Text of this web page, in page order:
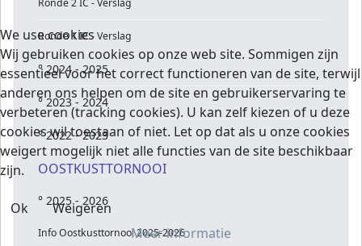
Ronde 2 IC - Verslag
Ronde 1 IC - Verslag
° 2024 - 2025
° 2023 - 2024
° 2022 - 2023
OOSTKUSTTORNOOI
° 2025 - 2026
Info Oostkusttornooi 2025-2026
We use cookies
Wij gebruiken cookies op onze web site. Sommigen zijn
essentieel voor het correct functioneren van de site, terwijl
anderen ons helpen om de site en gebruikerservaring te
verbeteren (tracking cookies). U kan zelf kiezen of u deze
cookies wil toestaan of niet. Let op dat als u onze cookies
weigert mogelijk niet alle functies van de site beschikbaar
zijn.
Ok
Weigeren
Meer informatie